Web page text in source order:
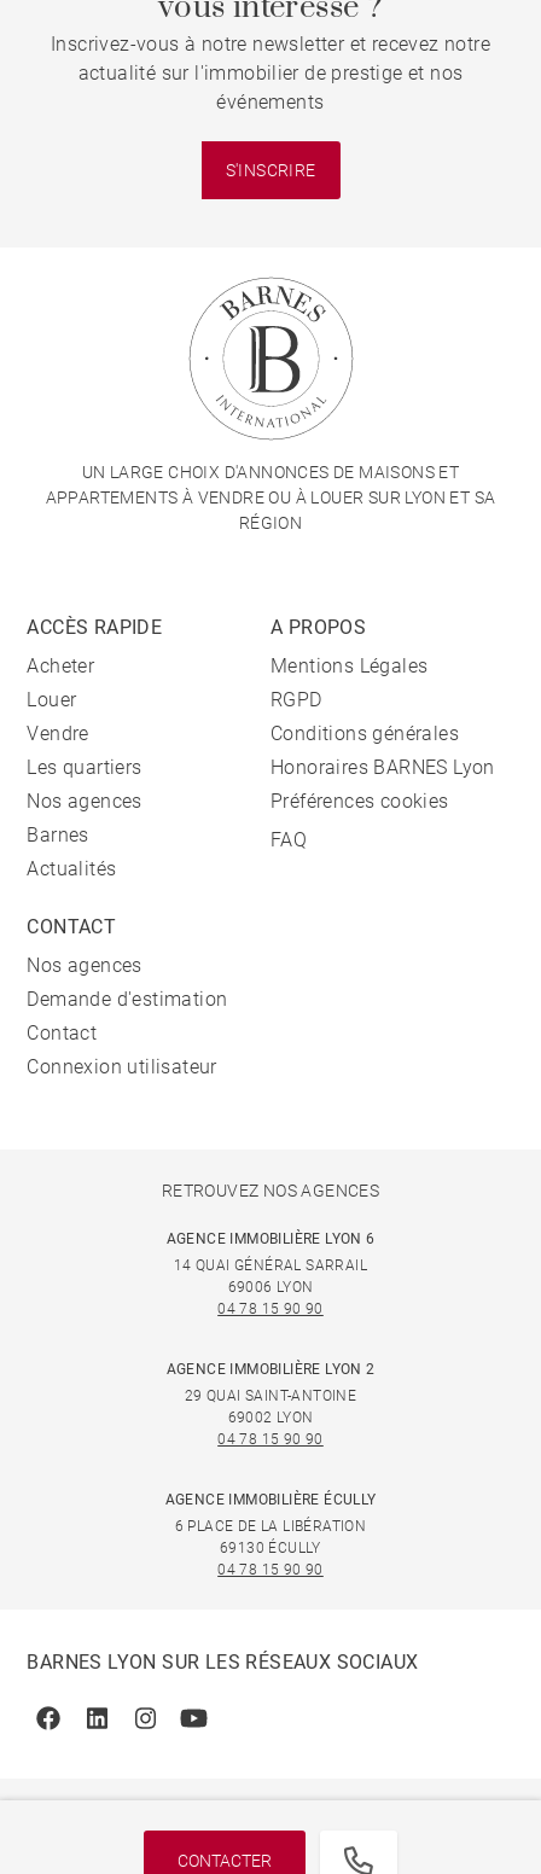
CONTACTER
vous intéresse ?
Inscrivez-vous à notre newsletter et recevez notre
actualité sur l'immobilier de prestige et nos
événements
S'INSCRIRE
UN LARGE CHOIX D'ANNONCES DE MAISONS ET
APPARTEMENTS À VENDRE OU À LOUER SUR LYON ET SA
RÉGION
ACCÈS RAPIDE
Acheter
Louer
Vendre
Les quartiers
Nos agences
Barnes
Actualités
A PROPOS
Mentions Légales
RGPD
Conditions générales
Honoraires BARNES Lyon
Préférences cookies
FAQ
CONTACT
Nos agences
Demande d'estimation
Contact
Connexion utilisateur
RETROUVEZ NOS AGENCES
AGENCE IMMOBILIÈRE LYON 6
14 QUAI GÉNÉRAL SARRAIL
69006 LYON
04 78 15 90 90
AGENCE IMMOBILIÈRE LYON 2
29 QUAI SAINT-ANTOINE
69002 LYON
04 78 15 90 90
AGENCE IMMOBILIÈRE ÉCULLY
6 PLACE DE LA LIBÉRATION
69130 ÉCULLY
04 78 15 90 90
BARNES LYON SUR LES RÉSEAUX SOCIAUX
FacebookLinkedinInstagramYoutube
© 2026 BARNES, INTERNATIONAL REALTY - BARNES